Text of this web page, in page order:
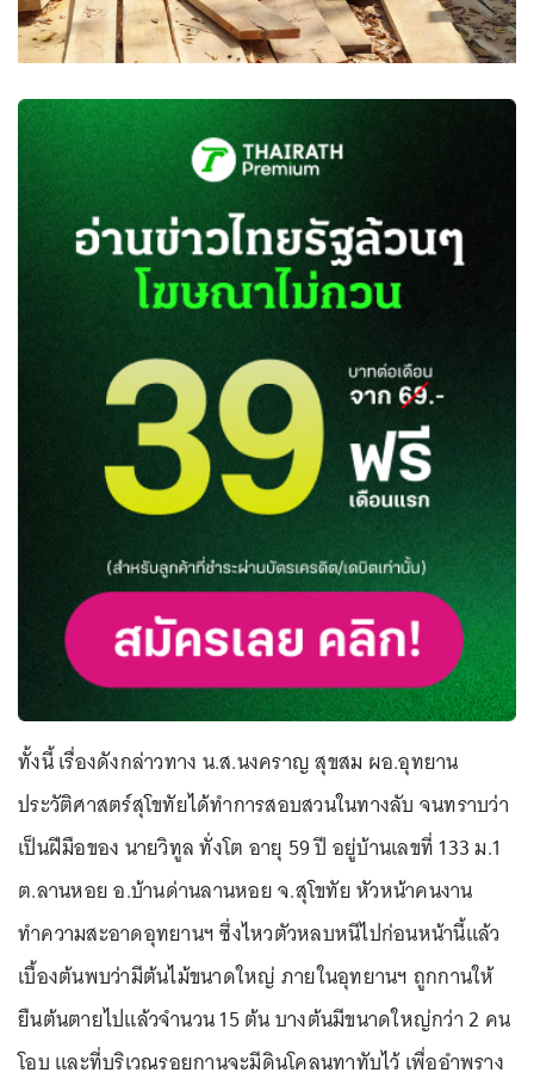
ทั้งนี้ เรื่องดังกล่าวทาง น.ส.นงคราญ สุขสม ผอ.อุทยาน
ประวัติศาสตร์สุโขทัยได้ทำการสอบสวนในทางลับ จนทราบว่า
เป็นฝีมือของ นายวิทูล ทั่งโต อายุ 59 ปี อยู่บ้านเลขที่ 133 ม.1
ต.ลานหอย อ.บ้านด่านลานหอย จ.สุโขทัย หัวหน้าคนงาน
ทำความสะอาดอุทยานฯ ซึ่งไหวตัวหลบหนีไปก่อนหน้านี้แล้ว
เบื้องต้นพบว่ามีต้นไม้ขนาดใหญ่ ภายในอุทยานฯ ถูกกานให้
ยืนต้นตายไปแล้วจำนวน 15 ต้น บางต้นมีขนาดใหญ่กว่า 2 คน
โอบ และที่บริเวณรอยกานจะมีดินโคลนทาทับไว้ เพื่ออำพราง